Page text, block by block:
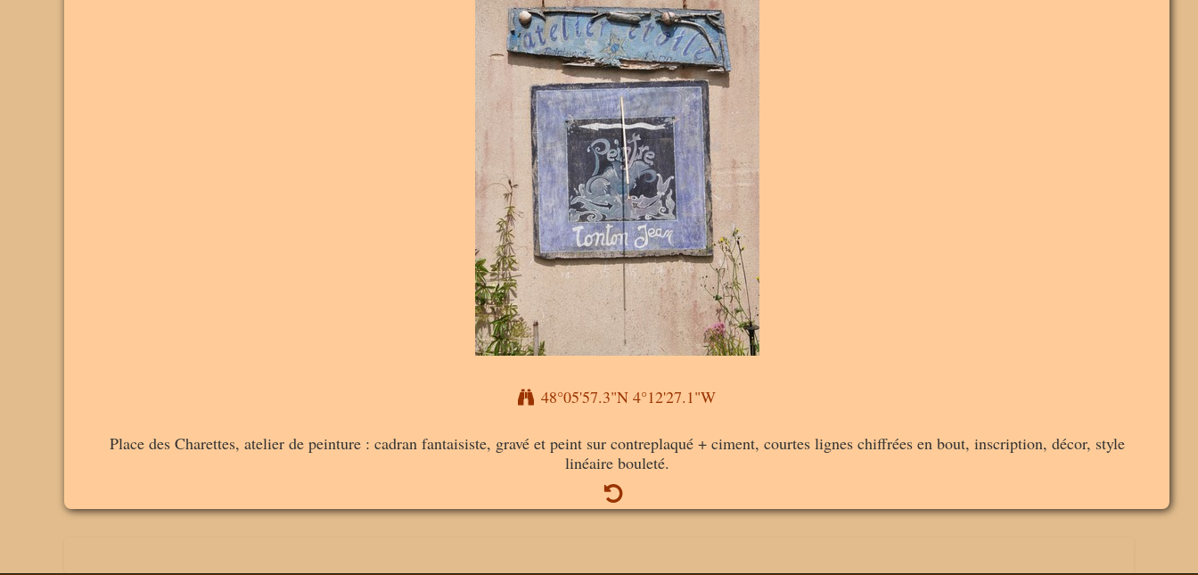
48°05'57.3"N 4°12'27.1"W
Place des Charettes, atelier de peinture : cadran fantaisiste, gravé et peint sur contreplaqué + ciment, courtes lignes chiffrées en bout, inscription, décor, style
linéaire bouleté.